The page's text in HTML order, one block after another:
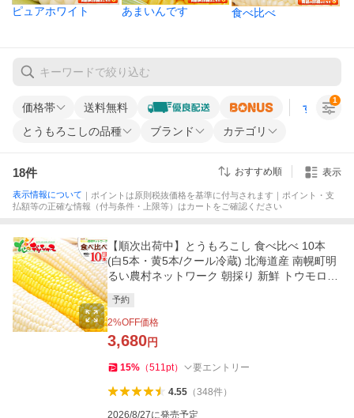
ピュアホワイト あまいんです 食べ比べ
価格帯 送料無料 すべての条
とうもろこしの品種 ブランド カテゴリ
1
18件 おすすめ順 表示
表示情報について ｜ポイントは原則税抜価格を基準に付与されます｜ポイント・支
払額等の正確な情報（付与条件・上限等）はカートをご確認ください
【順次出荷中】とうもろこし 食べ比べ 10本
(白5本・黄5本/クール冷蔵) 北海道産 南幌町明
るい農村ネットワーク 朝採り 新鮮 トウモロコ
予約
2%OFF価格
3,680円
15% （511 pt） 要エントリー
4.55（348件）
2026/8/27に発売予定